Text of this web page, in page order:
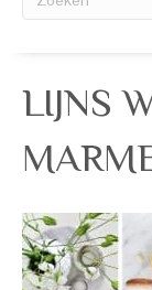
LIJNS